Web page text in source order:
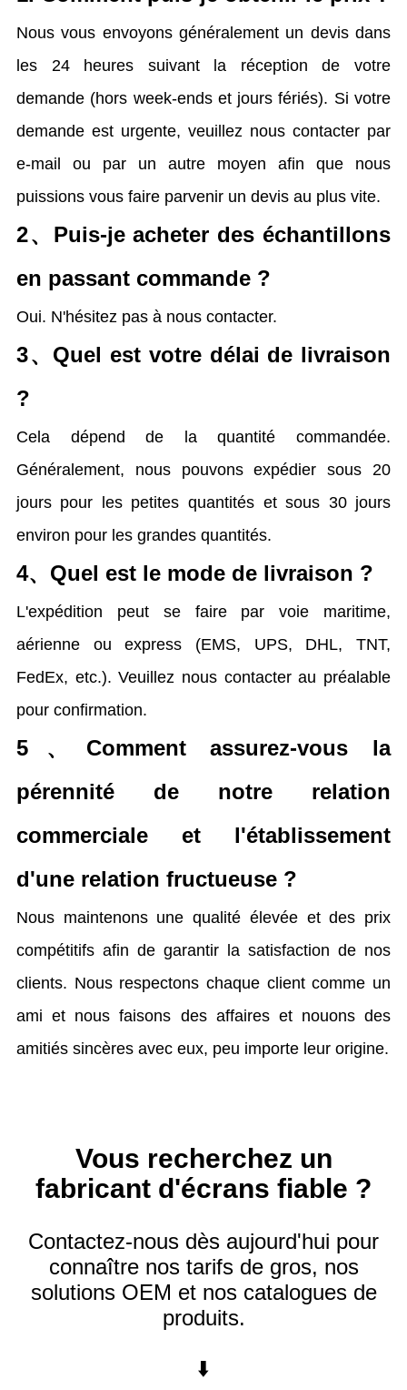
Nous vous envoyons généralement un devis dans
les 24 heures suivant la réception de votre
demande (hors week-ends et jours fériés). Si votre
demande est urgente, veuillez nous contacter par
e-mail ou par un autre moyen afin que nous
puissions vous faire parvenir un devis au plus vite.
2、 Puis-je acheter des échantillons
en passant commande ?
Oui. N'hésitez pas à nous contacter.
3、 Quel est votre délai de livraison
?
Cela dépend de la quantité commandée.
Généralement, nous pouvons expédier sous 20
jours pour les petites quantités et sous 30 jours
environ pour les grandes quantités.
4、 Quel est le mode de livraison ?
L'expédition peut se faire par voie maritime,
aérienne ou express (EMS, UPS, DHL, TNT,
FedEx, etc.). Veuillez nous contacter au préalable
pour confirmation.
5、 Comment assurez-vous la
pérennité de notre relation
commerciale et l'établissement
d'une relation fructueuse ?
Nous maintenons une qualité élevée et des prix
compétitifs afin de garantir la satisfaction de nos
clients. Nous respectons chaque client comme un
ami et nous faisons des affaires et nouons des
amitiés sincères avec eux, peu importe leur origine.
Vous recherchez un
fabricant d'écrans fiable ?
Contactez-nous dès aujourd'hui pour
connaître nos tarifs de gros, nos
solutions OEM et nos catalogues de
produits.
⬇️